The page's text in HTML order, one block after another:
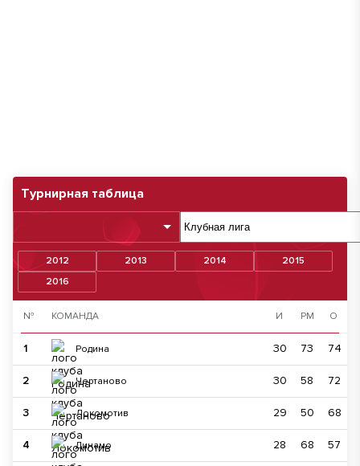
Турнирная таблица
2012 2013 2014
2015
2016
№ КОМАНДА И РМ О
1 Родина 30 73 74
2 Чертаново 30 58 72
3 Локомотив 29 50 68
4 Динамо 28 68 57